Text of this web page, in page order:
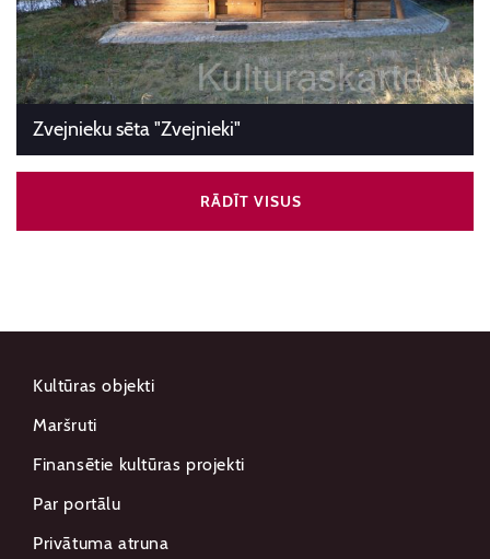
Zvejnieku sēta "Zvejnieki"
RĀDĪT VISUS
Kultūras objekti
Maršruti
Finansētie kultūras projekti
Par portālu
Privātuma atruna